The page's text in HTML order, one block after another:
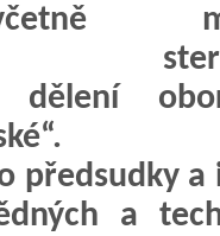
dělení
předsudky a
a